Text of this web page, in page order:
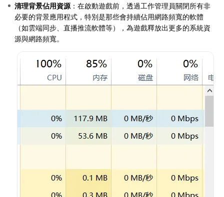
清理背景佔用資源：在啟動遊戲前，透過工作管理員關閉所有非
必要的背景應用程式，特別是那些會持續佔用網路頻寬的軟體
（如雲端同步、直播推流軟體等），為遊戲釋放出更多的系統資
源與網路頻寬。